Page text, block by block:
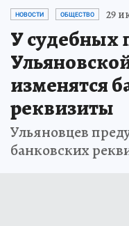
НОВОСТИ ОБЩЕСТВО 29
У судебных
изменятся
реквизиты
Ульяновцев
банковских